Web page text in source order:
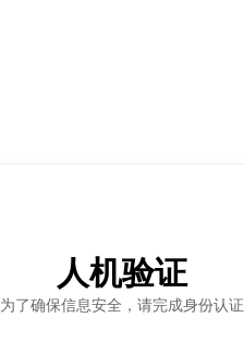
人机验证
为了确保信息安全，请完成身份认证